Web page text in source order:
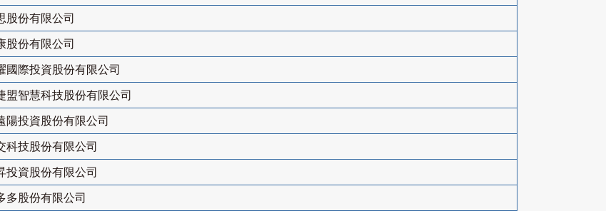
股份有限公司
股份有限公司
國際投資股份有限公司
盟智慧科技股份有限公司
陽投資股份有限公司
科技股份有限公司
投資股份有限公司
多股份有限公司